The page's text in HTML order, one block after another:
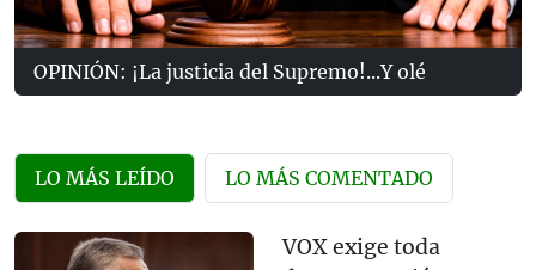
OPINIÓN: ¡La justicia del Supremo!...Y olé
LO MÁS LEÍDO LO MÁS COMENTADO
VOX exige toda